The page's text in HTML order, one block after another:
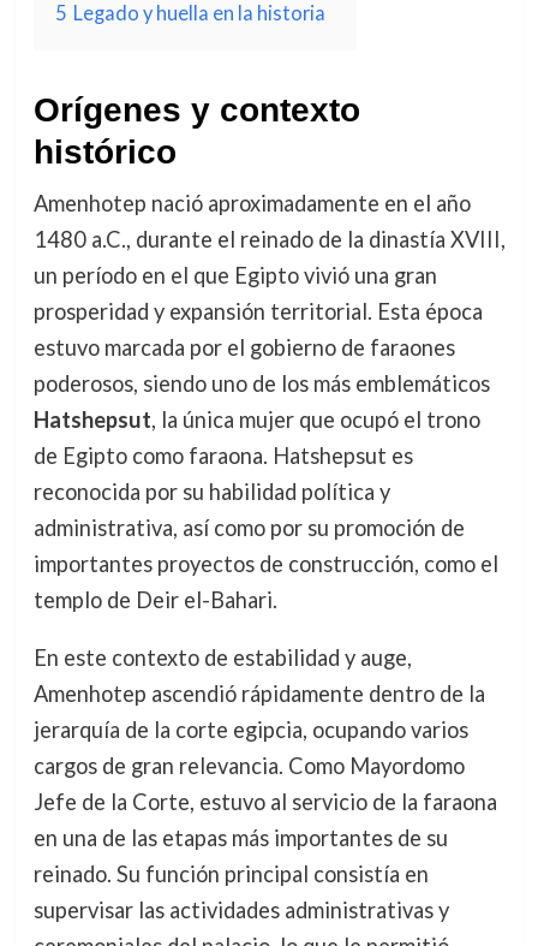
5 Legado y huella en la historia
Orígenes y contexto
histórico
Amenhotep nació aproximadamente en el año
1480 a.C., durante el reinado de la dinastía XVIII,
un período en el que Egipto vivió una gran
prosperidad y expansión territorial. Esta época
estuvo marcada por el gobierno de faraones
poderosos, siendo uno de los más emblemáticos
Hatshepsut, la única mujer que ocupó el trono
de Egipto como faraona. Hatshepsut es
reconocida por su habilidad política y
administrativa, así como por su promoción de
importantes proyectos de construcción, como el
templo de Deir el-Bahari.
En este contexto de estabilidad y auge,
Amenhotep ascendió rápidamente dentro de la
jerarquía de la corte egipcia, ocupando varios
cargos de gran relevancia. Como Mayordomo
Jefe de la Corte, estuvo al servicio de la faraona
en una de las etapas más importantes de su
reinado. Su función principal consistía en
supervisar las actividades administrativas y